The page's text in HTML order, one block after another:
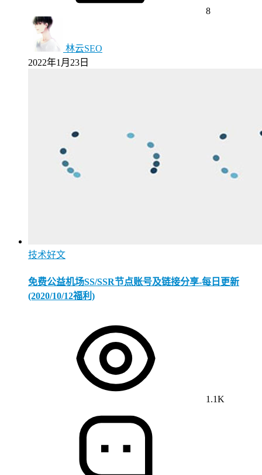
8
林云SEO
2022年1月23日
技术好文
免费公益机场SS/SSR节点账号及链接分享-每日更新
(2020/10/12福利)
1.1K